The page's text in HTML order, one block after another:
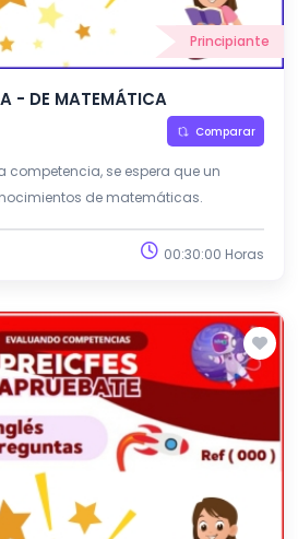
Principiante
- DE MATEMÁTICA
Comparar
competencia, se espera que un
de matemáticas.
00:30:00 Horas